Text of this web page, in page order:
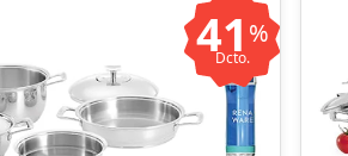
41 %
Dcto.